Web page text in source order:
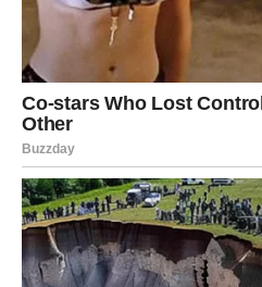
Naučila je živjeti s njom.
uspomene, vraćati se
razgovore, kroz male
život.
Na kraju, Heather je shvatila ono
ne prestaje smrću. Ona se samo
geste, tihe rituale, ali ostaje u
plaćamo za to što smo voljeli
ljubav nikada zapravo ne nestaje